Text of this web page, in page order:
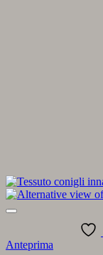
Anteprima